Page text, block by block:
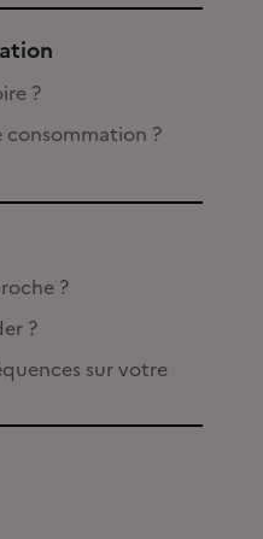
?
?
?
?
sur votre